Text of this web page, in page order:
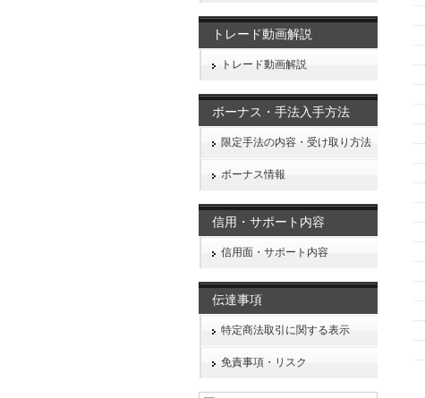
トレード動画解説
トレード動画解説
ボーナス・手法入手方法
限定手法の内容・受け取り方法
ボーナス情報
信用・サポート内容
信用面・サポート内容
伝達事項
特定商法取引に関する表示
免責事項・リスク